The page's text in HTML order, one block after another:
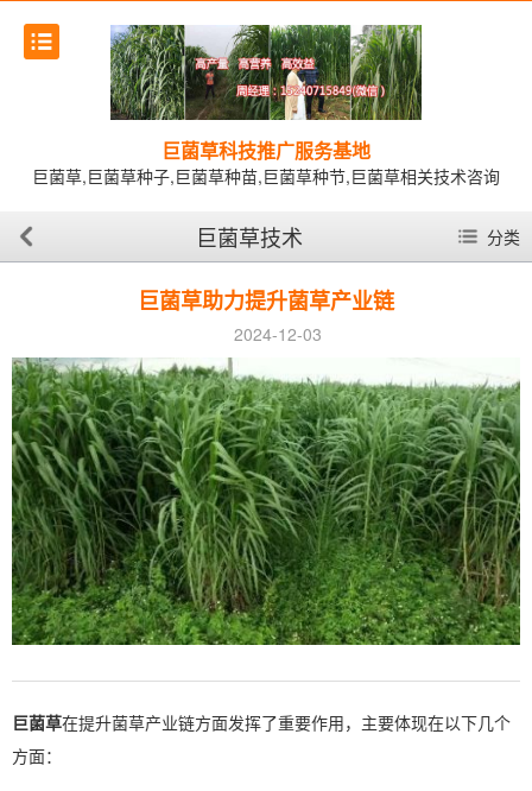
巨菌草科技推广服务基地
巨菌草,巨菌草种子,巨菌草种苗,巨菌草种节,巨菌草相关技术咨询
分类
巨菌草技术
巨菌草助力提升菌草产业链
2024-12-03
巨菌草在提升菌草产业链方面发挥了重要作用，主要体现在以下几个
方面：